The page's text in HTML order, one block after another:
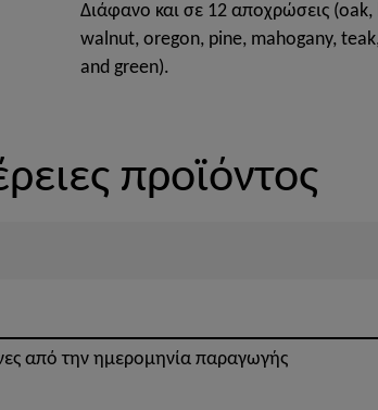
Διάφανο και σε 12 αποχρώσεις
walnut, oregon, pine, mahogany,
and green).
προϊόντος
από την ημερομηνία παραγωγής